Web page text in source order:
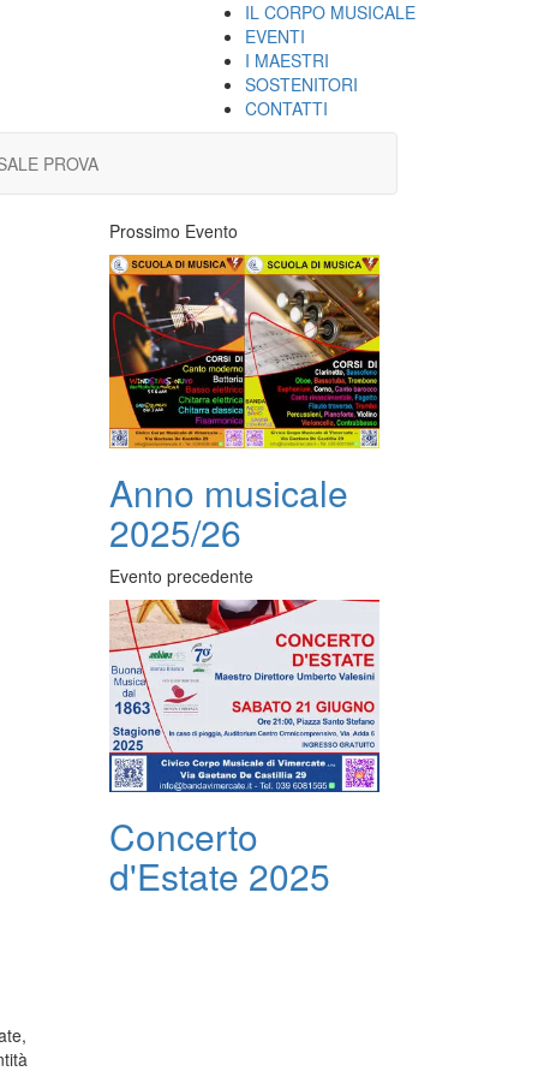
IL CORPO MUSICALE
EVENTI
I MAESTRI
SOSTENITORI
CONTATTI
PROVA
Prossimo Evento
Anno musicale
2025/26
Evento precedente
Concerto
d'Estate 2025